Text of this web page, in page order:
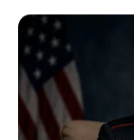
heute
Städtische
Museum
Geschichte
ipedia.org/